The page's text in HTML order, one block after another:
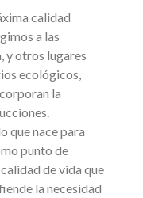
calidad
a las
y otros lugares
ecológicos,
la
que nace para
punto de
de vida que
la necesidad